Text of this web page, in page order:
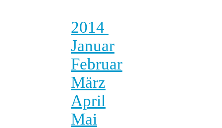
2014
Januar
Februar
März
April
Mai